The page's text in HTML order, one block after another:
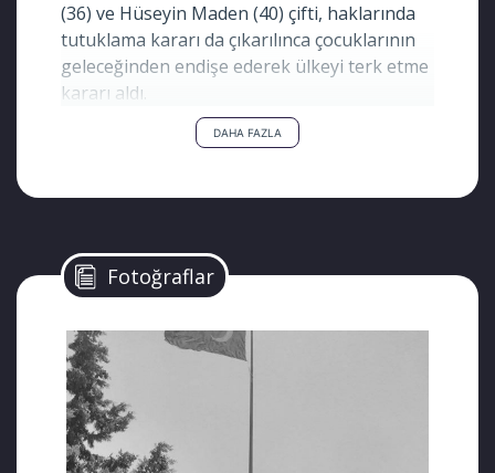
(36) ve Hüseyin Maden (40) çifti, haklarında
tutuklama kararı da çıkarılınca çocuklarının
geleceğinden endişe ederek ülkeyi terk etme
kararı aldı.
Hizmet Hareketi’ne yönelik yoğun baskılar
sebebiyle iş bulamayan ve çeşitli sağlık
Maden’in insan kaçakçılarının istediği yüksek
Arkadaşlarından aldıkları borç para ile şişme
bot ayarlayan öğretmen çift 7,10 ve 13
yaşlarındaki çocuklarını da yanlarına alarak
28 Ekim 2017 günü Ege’den Yunanistan’ın
Midilli Adası’na doğru yola çıktı. Ege sularına
açılan Maden ailesinin ebeveyinlerinin her
ikisi de öğretmendi. Aile son yolculuğuna
çıkmıştı.
DAHA FAZLA
Fotoğraflar